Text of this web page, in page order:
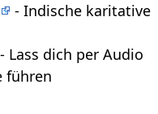
- Indische karitative
- Lass dich per Audio
führen